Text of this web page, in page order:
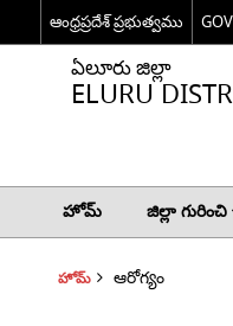
ఆంధ్రప్రదేశ్ ప్రభుత్వము
ఏలూరు జిల్లా
ELURU
హోమ్ జిల్లా గురించి
హోమ్ ఆరోగ్యం